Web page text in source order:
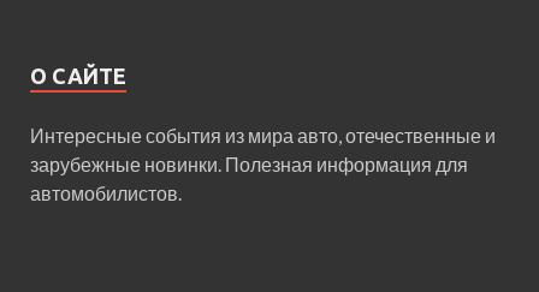
О САЙТЕ
Интересные события из мира авто, отечественные и
зарубежные новинки. Полезная информация для
автомобилистов.